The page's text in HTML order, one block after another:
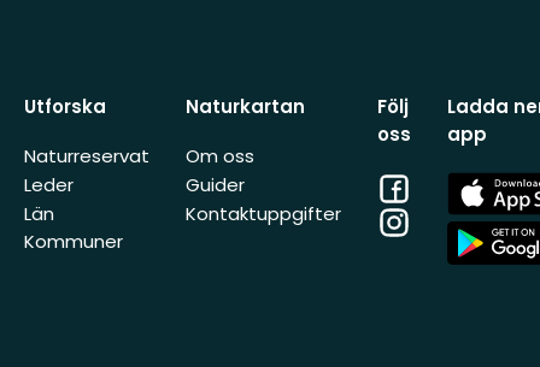
Utforska
Naturreservat
Leder
Län
Kommuner
Naturkartan
Om oss
Guider
Kontaktuppgifter
Följ
oss
Facebook
Instagram
Ladda
app
App
Store
App
Store